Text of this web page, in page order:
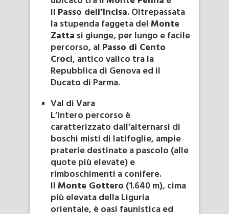
il Passo dell’Incisa. Oltrepassata
la stupenda faggeta delMonte
Zatta si giunge, per lungo e facile
percorso, al Passo di Cento
Croci, antico valico tra la
Repubblica di Genova ed il
Ducato di Parma.
Val di Vara
L’intero percorso è
caratterizzato dall’alternarsi di
boschi misti di latifoglie, ampie
praterie destinate a pascolo (alle
quote più elevate) e
rimboschimenti a conifere.
IlMonte Gottero (1.640 m), cima
più elevata della Liguria
orientale, è oasi faunistica ed